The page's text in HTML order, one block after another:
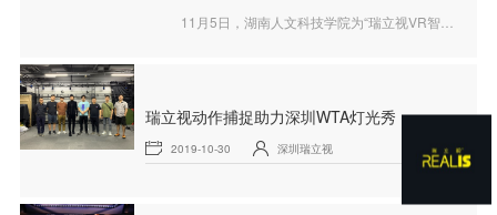
瑞
立视动作捕捉助力深圳WTA灯光秀，真实展现浪漫
2019-10-30 深圳瑞立视